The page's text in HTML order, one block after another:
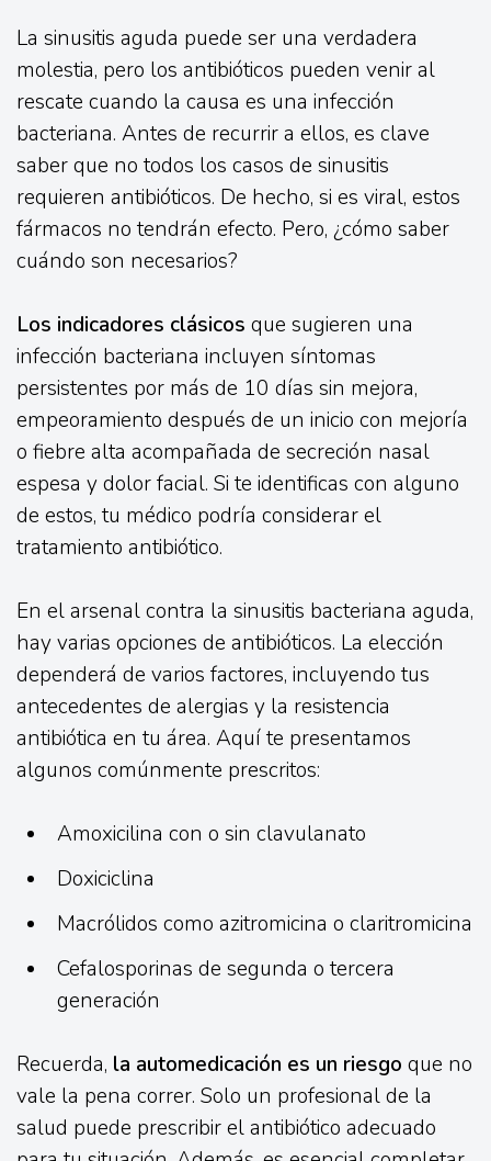
La sinusitis aguda puede ser una verdadera
molestia, pero los antibióticos pueden venir al
rescate cuando la causa es una infección
bacteriana. Antes de recurrir a ellos, es clave
saber que no todos los casos de sinusitis
requieren antibióticos. De hecho, si es viral, estos
fármacos no tendrán efecto. Pero, ¿cómo saber
cuándo son necesarios?
Los indicadores clásicos que sugieren una
infección bacteriana incluyen síntomas
persistentes por más de 10 días sin mejora,
empeoramiento después de un inicio con mejoría
o fiebre alta acompañada de secreción nasal
espesa y dolor facial. Si te identificas con alguno
de estos, tu médico podría considerar el
tratamiento antibiótico.
En el arsenal contra la sinusitis bacteriana aguda,
hay varias opciones de antibióticos. La elección
dependerá de varios factores, incluyendo tus
antecedentes de alergias y la resistencia
antibiótica en tu área. Aquí te presentamos
algunos comúnmente prescritos:
Amoxicilina con o sin clavulanato
Doxiciclina
Macrólidos como azitromicina o claritromicina
Cefalosporinas de segunda o tercera
generación
Recuerda, la automedicación es un riesgo que no
vale la pena correr. Solo un profesional de la
salud puede prescribir el antibiótico adecuado